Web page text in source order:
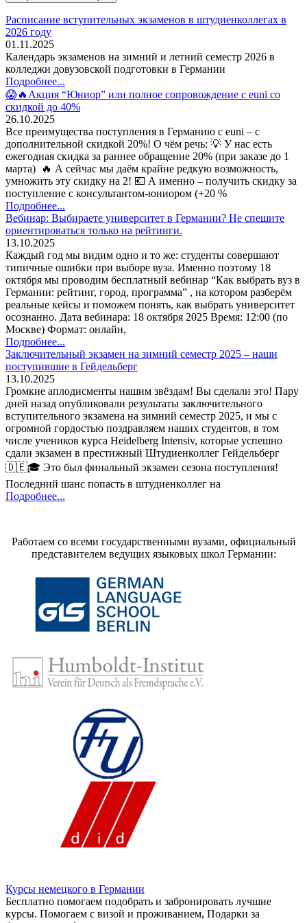
Расписание вступительных экзаменов в штудиенколлегах в
2026 году
01.11.2025
Календарь экзаменов на зимний и летний семестр 2026 в
колледжи довузовской подготовки в Германии
Подробнее...
😱🔥Акция “Юниор” или полное сопровождение с euni со
скидкой до 40%
26.10.2025
Все преимущества поступления в Германию с euni – с
дополнительной скидкой 20%! О чём речь: 💡 У нас есть
ежегодная скидка за раннее обращение 20% (при заказе до 1
марта) 🔥 А сейчас мы даём крайне редкую возможность,
умножить эту скидку на 2! 💶 А именно – получить скидку за
поступление с консультантом-юниором (+20 %
Подробнее...
Вебинар: Выбираете университет в Германии? Не спешите
ориентироваться только на рейтинги.
13.10.2025
Каждый год мы видим одно и то же: студенты совершают
типичные ошибки при выборе вуза. Именно поэтому 18
октября мы проводим бесплатный вебинар “Как выбрать вуз в
Германии: рейтинг, город, программа” , на котором разберём
реальные кейсы и поможем понять, как выбрать университет
осознанно. Дата вебинара: 18 октября 2025 Время: 12:00 (по
Москве) Формат: онлайн,
Подробнее...
Заключительный экзамен на зимний семестр 2025 – наши
поступившие в Гейдельберг
13.10.2025
Громкие аплодисменты нашим звёздам! Вы сделали это! Пару
дней назад опубликовали результаты заключительного
вступительного экзамена на зимний семестр 2025, и мы с
огромной гордостью поздравляем наших студентов, в том
числе учеников курса Heidelberg Intensiv, которые успешно
сдали экзамен в престижный Штудиенколлег Гейдельберг
🇩🇪🎓 Это был финальный экзамен сезона поступления!
Последний шанс попасть в штудиенколлег на
Подробнее...
Работаем со всеми государственными вузами, официальный
представителем ведущих языковых школ Германии:
Курсы немецкого в Германии
Бесплатно помогаем подобрать и забронировать лучшие
курсы. Помогаем с визой и проживанием, Подарки за